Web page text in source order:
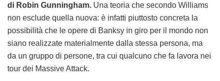
di Robin Gunningham. Una teoria che secondo Williams
non esclude quella nuova: è infatti piuttosto concreta la
possibilità che le opere di Banksy in giro per il mondo non
siano realizzate materialmente dalla stessa persona, ma
da un gruppo di persone, tra cui qualcuno che fa lavora nei
tour dei Massive Attack.